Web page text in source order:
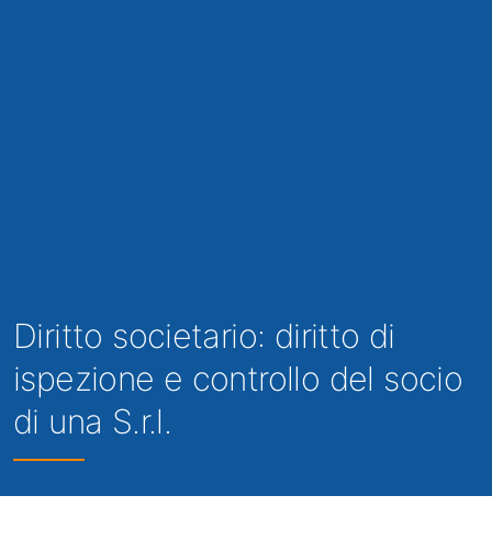
Diritto societario: diritto di
ispezione e controllo del socio
di una S.r.l.